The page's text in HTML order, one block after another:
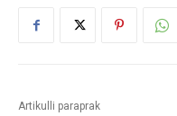
Artikulli paraprak